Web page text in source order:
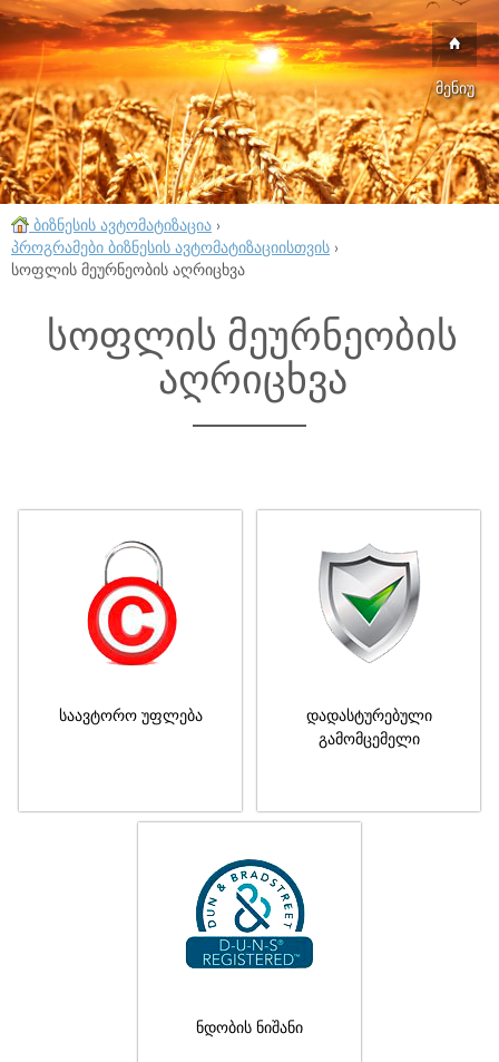
მენიუ
ბიზნესის ავტომატიზაცია ›
პროგრამები ბიზნესის ავტომატიზაციისთვის ›
სოფლის მეურნეობის აღრიცხვა
სოფლის მეურნეობის
აღრიცხვა
საავტორო უფლება
დადასტურებული
გამომცემელი
ნდობის ნიშანი